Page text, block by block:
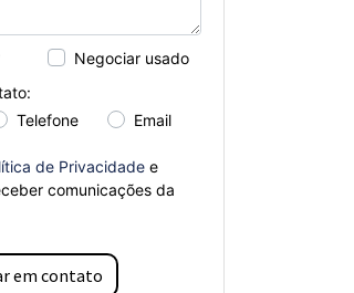
Negociar usado
Telefone Email
de Privacidade e
comunicações da
em contato